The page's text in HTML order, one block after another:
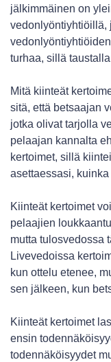
jälkimmäinen on
vedonlyöntiyhtiöillä,
turhaa, sillä
Mitä kiinteät
sitä, että betsaajan
jotka olivat tarjolla
pelaajan kannalta
kertoimet, sillä
asettaessasi,
Kiinteät kertoimet
pelaajien
mutta tulosvedossa
Livevedoissa
kun ottelu etenee,
sen jälkeen, kun
Kiinteät kertoimet
ensin
todennäköisyydet